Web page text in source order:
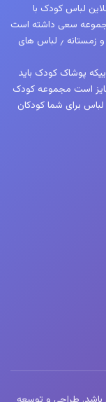
آنلاین لباس کودک با
سعی داشته است
تمام نیازهای کودکان شما را اعم از لباس های پاییزه و زمستانه ٫ لباس های
آنجاییکه پوشاک کودک باید
است مجموعه کودک
برای شما کودکان